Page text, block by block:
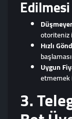
Hızlı
Uygun
etmemek
3.